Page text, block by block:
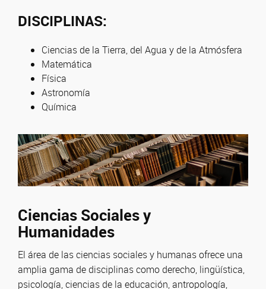
DISCIPLINAS:
Ciencias de la Tierra, del Agua y de la Atmósfera
Matemática
Física
Astronomía
Química
Ciencias Sociales y
Humanidades
El área de las ciencias sociales y humanas ofrece una
amplia gama de disciplinas como derecho, lingüística,
psicología, ciencias de la educación, antropología,